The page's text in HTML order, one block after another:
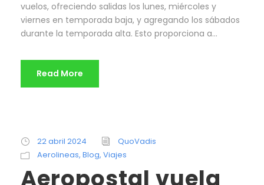
vuelos, ofreciendo salidas los lunes, miércoles y
viernes en temporada baja, y agregando los sábados
durante la temporada alta. Esto proporciona a...
Read More
22 abril 2024
QuoVadis
Aerolineas, Blog, Viajes
Aeropostal vuela